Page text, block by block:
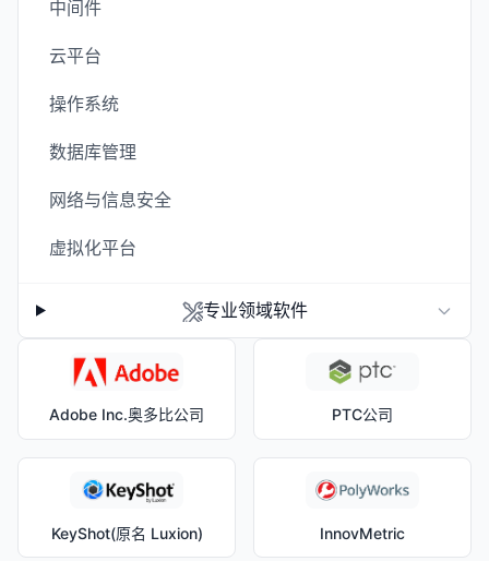
中间件
云平台
操作系统
数据库管理
网络与信息安全
虚拟化平台
专业领域软件
Adobe Inc.奥多比公司 PTC公司
KeyShot(原名 Luxion) InnovMetric